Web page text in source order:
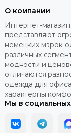
О компании
Интернет-магазин
представляют
немецких марок
различных
модности и
отличаются
одежда для
характерны
Мы в социальных